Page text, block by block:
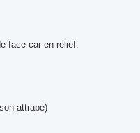
face car en relief.
attrapé)